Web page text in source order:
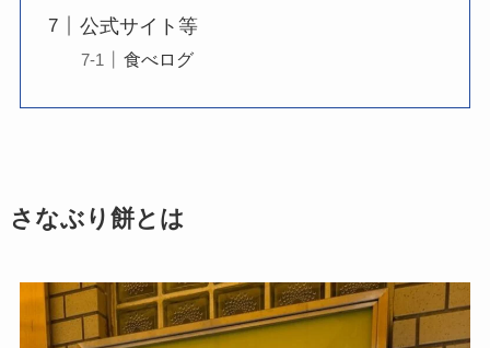
公式サイト等
食べログ
さなぶり餅とは